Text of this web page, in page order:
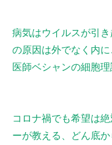
病気はウイルスが引
の原因は外でなく内
医師ベシャンの細胞
コロナ禍でも希望は
ーが教える、どん底